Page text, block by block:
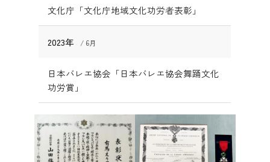
文化庁「文化庁地域文化功労者表彰」
2023年 6月
日本バレエ協会「日本バレエ協会舞踊文化
功労賞」